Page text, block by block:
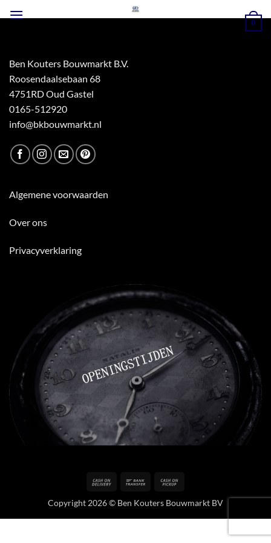
naar
0
Ben Kouters Bouwmarkt B.V.
Roosendaalsebaan 68
4751RD Oud Gastel
0165-512920
info@bkbouwmarkt.nl
Algemene voorwaarden
Over ons
Privacyverklaring
Cash
Delivery
Bank
Pickup
Copyright 2026 © Ben Kouters Bouwmarkt BV